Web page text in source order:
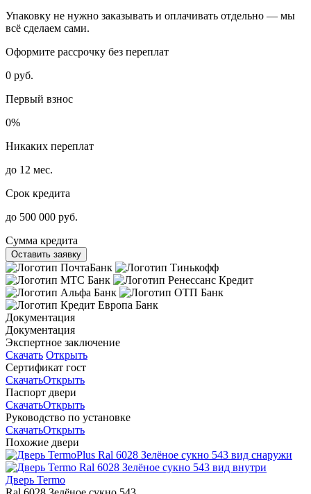
Упаковку не нужно заказывать и оплачивать отдельно — мы
всё сделаем сами.
Оформите рассрочку без переплат
0 руб.
Первый взнос
0%
Никаких переплат
до 12 мес.
Срок кредита
до 500 000 руб.
Сумма кредита
Оставить заявку
Документация
Документация
Экспертное заключение
Скачать Открыть
Сертификат гост
СкачатьОткрыть
Паспорт двери
СкачатьОткрыть
Руководство по установке
СкачатьОткрыть
Похожие двери
Дверь Termo